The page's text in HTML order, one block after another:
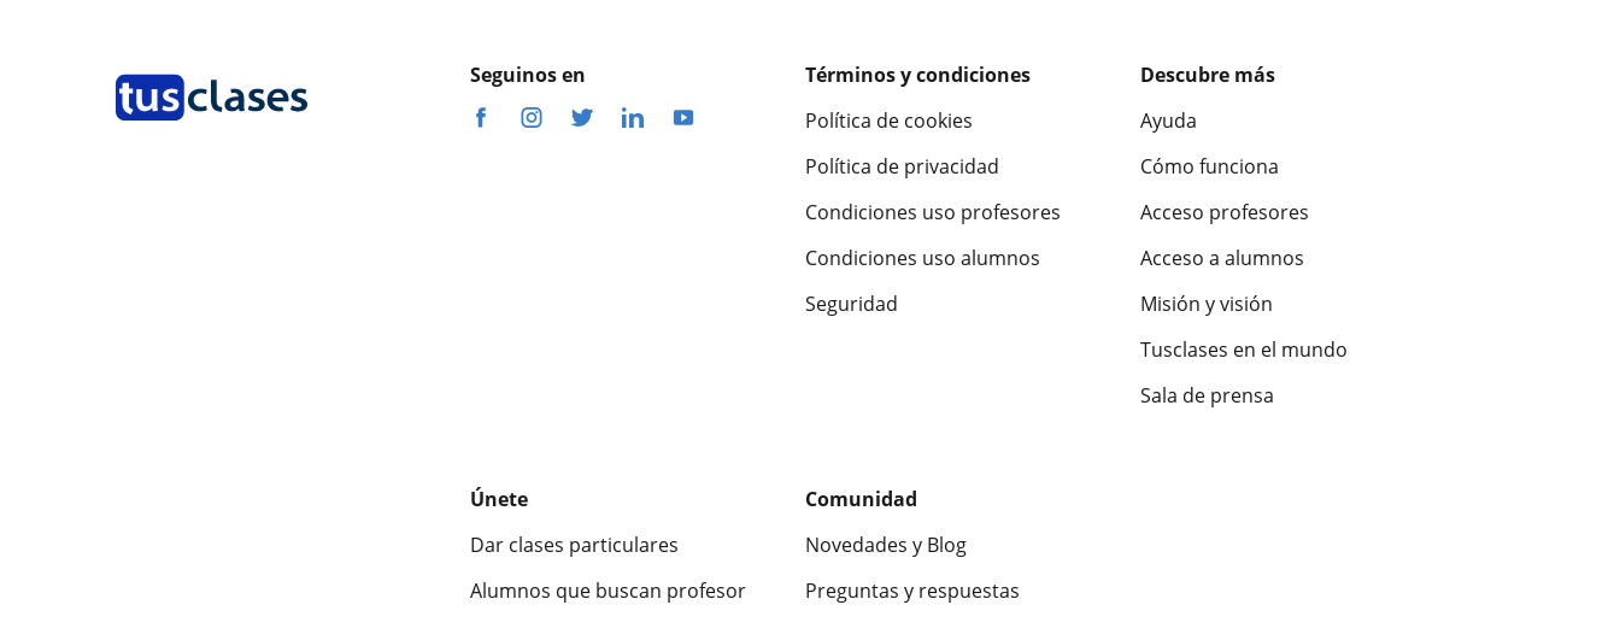
Seguinos en
Términos y condiciones
Política de cookies
Política de privacidad
Condiciones uso profesores
Condiciones uso alumnos
Seguridad
Descubre más
Ayuda
Cómo funciona
Acceso profesores
Acceso a alumnos
Misión y visión
Tusclases en el mundo
Sala de prensa
Únete
Dar clases particulares
Alumnos que buscan profesor
Comunidad
Novedades y Blog
Preguntas y respuestas